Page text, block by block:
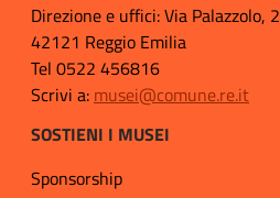
Direzione e uffici: Via Palazzolo, 2
42121 Reggio Emilia
Tel 0522 456816
Scrivi a: musei@comune.re.it
SOSTIENI I MUSEI
Sponsorship